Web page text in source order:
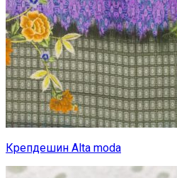
Крепдешин Alta moda